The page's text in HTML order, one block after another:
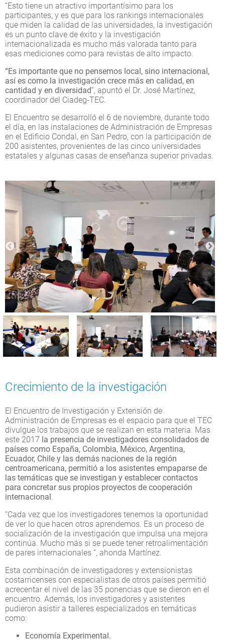
“Esto tiene un atractivo importantísimo para los
participantes, y es que para los rankings internacionales
que miden la calidad de las universidades, la investigación
es un punto clave de éxito y la investigación
internacionalizada es mucho más valorada tanto para
esas mediciones como para revistas de alto impacto.
“Es importante que no pensemos local, sino internacional,
así es como la investigación crece más en calidad, en
cantidad y en diversidad“, apuntó el Dr. José Martínez,
coordinador del Ciadeg-TEC.
El Encuentro se desarrolló el 6 de noviembre, durante todo
el día, en las instalaciones de Administración de Empresas
en el Edificio Condal, en San Pedro, con la participación de
200 asistentes, provenientes de las cinco universidades
estatales y algunas casas de enseñanza superior privadas.
Crecimiento de la investigación
El Encuentro de Investigación y Extensión de
Administración de Empresas es el espacio para que el TEC
divulgue los trabajos que se realizan en esta materia. Mas
este 2017 la presencia de investigadores consolidados de
países como España, Colombia, México, Argentina,
Ecuador, Chile y las demás naciones de la región
centroamericana, permitió a los asistentes empaparse de
las temáticas que se investigan y establecer contactos
para concretar sus propios proyectos de cooperación
internacional
“Cada vez que los investigadores tenemos la oportunidad
de ver lo que hacen otros aprendemos. Es un proceso de
socialización de la investigación que impulsa una mejora
continúa. Mucho más si se puede tener retroalimentación
de pares internacionales “, ahonda Martínez.
Esta combinación de investigadores y extensionistas
costarricenses con especialistas de otros países permitió
acrecentar el nivel de las 35 ponencias que se dieron en el
encuentro. Además, los investigadores y asistentes
pudieron asistir a talleres especializados en temáticas
como:
Economía Experimental.